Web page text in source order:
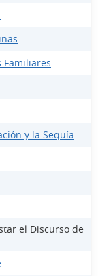
Familiares
y la Sequía
el Discurso de